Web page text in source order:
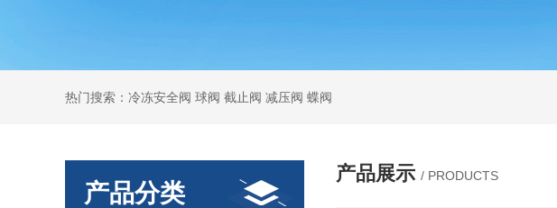
热门搜索：冷冻安全阀 球阀 截止阀 减压阀 蝶阀
产品分类
产品展示 / PRODUCTS